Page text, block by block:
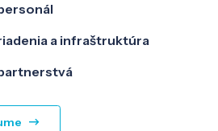
a infraštruktúra